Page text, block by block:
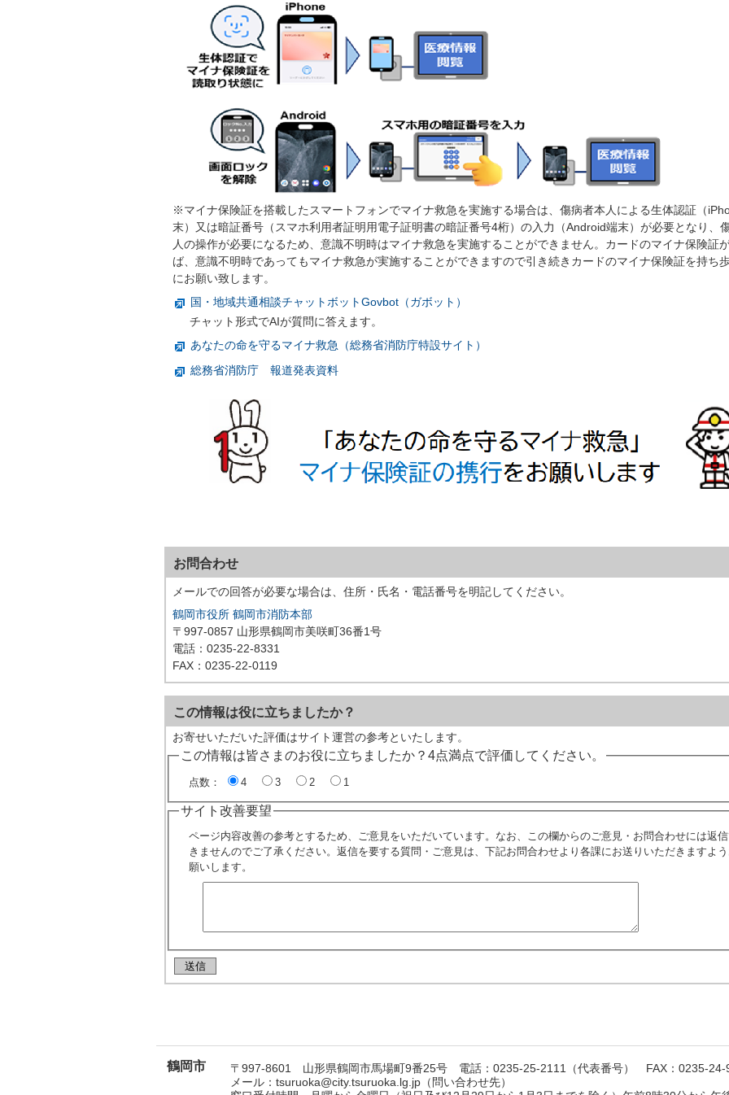
※マイナ保険証を搭載したスマートフォンでマイナ救急を実施する場合は、傷病者本人による生体認証（
末）又は暗証番号（スマホ利用者証明用電子証明書の暗証番号4桁）の入力（Android端末）が必要となり、
人の操作が必要になるため、意識不明時はマイナ救急を実施することができません。カードのマイナ保険証
ば、意識不明時であってもマイナ救急が実施することができますので引き続きカードのマイナ保険証を持ち
にお願い致します。
国・地域共通相談チャットボットGovbot（ガボット）
チャット形式でAIが質問に答えます。
あなたの命を守るマイナ救急（総務省消防庁特設サイト）
総務省消防庁 報道発表資料
お問合わせ
メールでの回答が必要な場合は、住所・氏名・電話番号を明記してください。
鶴岡市役所 鶴岡市消防本部
〒997-0857 山形県鶴岡市美咲町36番1号
電話：0235-22-8331
FAX：0235-22-0119
この情報は役に立ちましたか？
お寄せいただいた評価はサイト運営の参考といたします。
この情報は皆さまのお役に立ちましたか？4点満点で評価してください。
点数： 4 3 2 1
サイト改善要望
ページ内容改善の参考とするため、ご意見をいただいています。なお、この欄からのご意見・お問合わせには返
きませんのでご了承ください。返信を要する質問・ご意見は、下記お問合わせより各課にお送りいただきますよ
願いします。
鶴岡市
〒997-8601 山形県鶴岡市馬場町9番25号 電話：0235-25-2111（代表番号） FAX：0235-24-
メール：tsuruoka@city.tsuruoka.lg.jp（問い合わせ先）